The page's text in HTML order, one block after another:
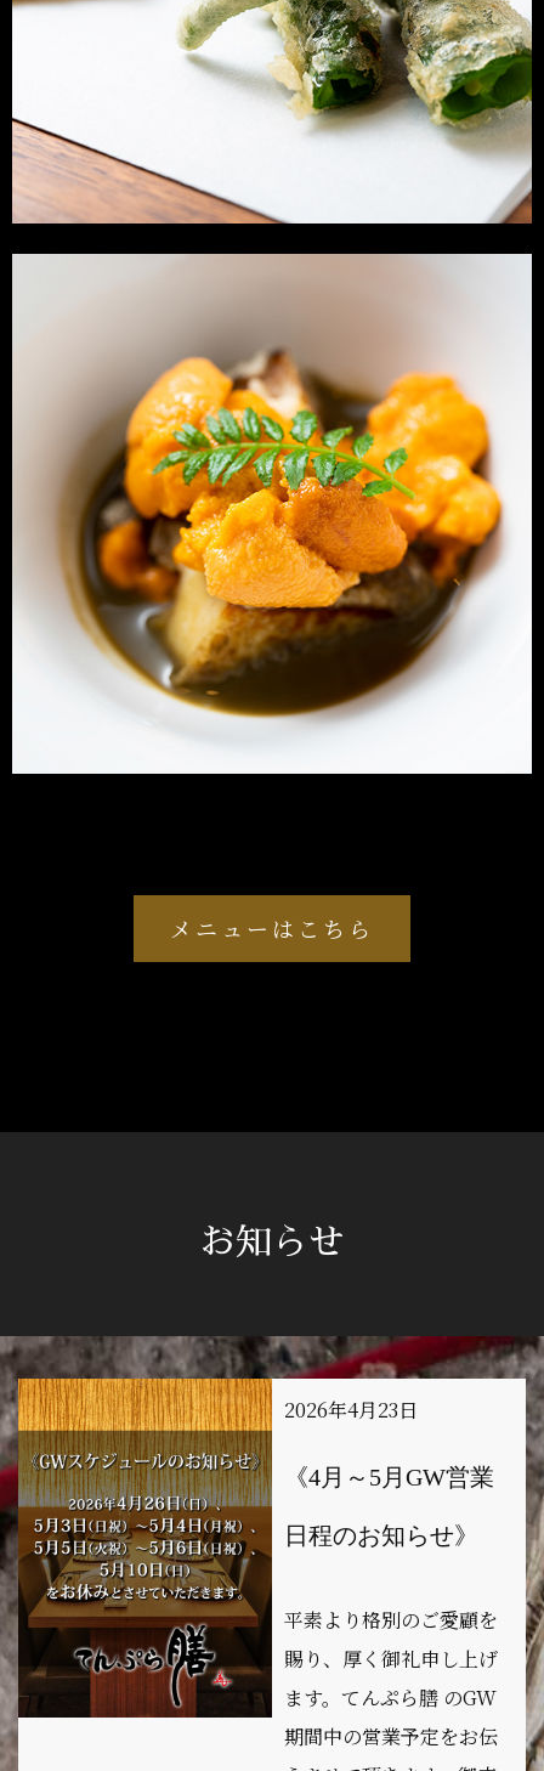
メニューはこちら
お知らせ
2026年4月23日
《4月～5月GW営業
日程のお知らせ》
平素より格別のご愛顧を
賜り、厚く御礼申し上げ
ます。てんぷら膳 のGW
期間中の営業予定をお伝